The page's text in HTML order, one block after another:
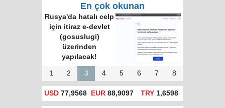
En çok okunan
Rusya'da hatalı celp
için itiraz e-devlet
(gosuslugi)
üzerinden
yapılacak!
1 2 3 4 5 6 7 8
USD 77,9568 EUR 88,9097 TRY1,6598